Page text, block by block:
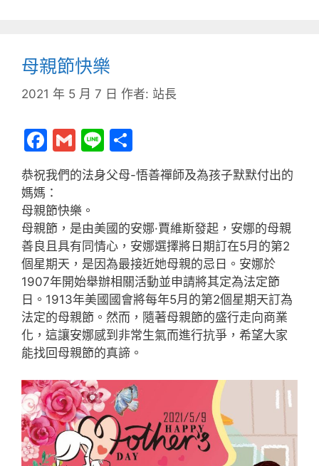
母親節快樂
2021 年 5 月 7 日 作者: 站長
F
a
c
e
b
o
o
k
G
m
ai
l
Li
n
e
享
恭祝我們的法身父母-悟善禪師及為孩子默默付出的
媽媽：
母親節快樂。
母親節，是由美國的安娜·賈維斯發起，安娜的母親
善良且具有同情心，安娜選擇將日期訂在5月的第2
個星期天，是因為最接近她母親的忌日。安娜於
1907年開始舉辦相關活動並申請將其定為法定節
日。1913年美國國會將每年5月的第2個星期天訂為
法定的母親節。然而，隨著母親節的盛行走向商業
化，這讓安娜感到非常生氣而進行抗爭，希望大家
能找回母親節的真諦。